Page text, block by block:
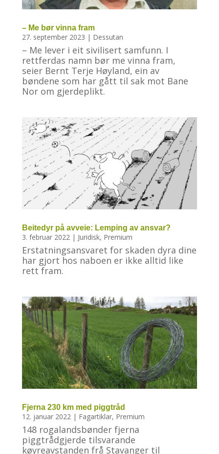
– Me bør vinna fram
27. september 2023 | Dessutan
– Me lever i eit sivilisert samfunn. I
rettferdas namn bør me vinna fram,
seier Bernt Terje Høyland, ein av
bøndene som har gått til sak mot Bane
Nor om gjerdeplikt.
Beitedyr på avveie: Lemping av ansvar?
3. februar 2022 | Juridisk, Premium
Erstatningsansvaret for skaden dyra dine
har gjort hos naboen er ikke alltid like
rett fram.
Fjerna 230 km med piggtråd
12. januar 2022| Fagartiklar, Premium
148 rogalandsbønder fjerna
piggtrådgjerde tilsvarande
køyreavstanden frå Stavanger til